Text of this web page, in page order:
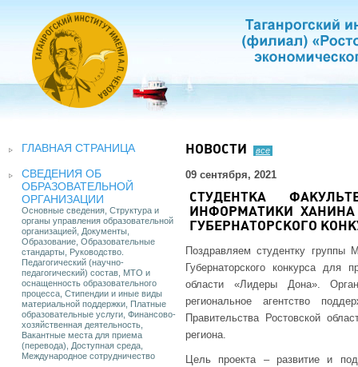
ГЛАВНАЯ СТРАНИЦА
СВЕДЕНИЯ ОБ
ОБРАЗОВАТЕЛЬНОЙ
ОРГАНИЗАЦИИ
Основные сведения, Структура и
органы управления образовательной
организацией, Документы,
Образование, Образовательные
стандарты, Руководство.
Педагогический (научно-
педагогический) состав, МТО и
оснащенность образовательного
процесса, Стипендии и иные виды
материальной поддержки, Платные
образовательные услуги, Финансово-
хозяйственная деятельность,
Вакантные места для приема
(перевода), Доступная среда,
Международное сотрудничество
НОВОСТИ все
09 сентября, 2021
СТУДЕНТКА
ИНФОРМАТИКИ
ГУБЕРНАТОРСКОГО
Поздравляем студентку
Губернаторского конкурса для
области «Лидеры Дона».
региональное агентство
Правительства Ростовской
региона.
Цель проекта – развитие и